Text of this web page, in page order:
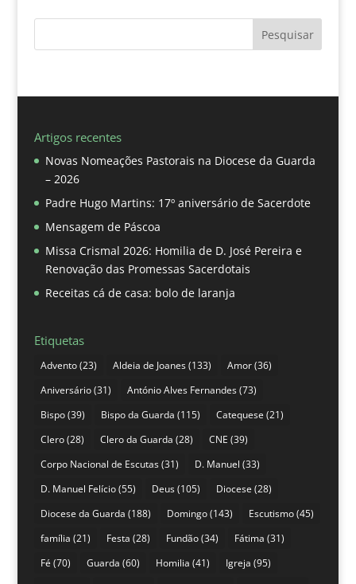
Pesquisar
Artigos recentes
Novas Nomeações Pastorais na Diocese da Guarda
– 2026
Padre Hugo Martins: 17º aniversário de Sacerdote
Mensagem de Páscoa
Missa Crismal 2026: Homilia de D. José Pereira e
Renovação das Promessas Sacerdotais
Receitas cá de casa: bolo de laranja
Etiquetas
Advento(23) Aldeia de Joanes(133) Amor(36)
Aniversário(31) António Alves Fernandes(73)
Bispo(39) Bispo da Guarda (115) Catequese (21)
Clero(28) Clero da Guarda (28) CNE (39)
Corpo Nacional de Escutas(31) D. Manuel (33)
D. Manuel Felício(55) Deus(105) Diocese (28)
Diocese da Guarda (188) Domingo(143) Escutismo(45)
família (21) Festa (28) Fundão(34) Fátima (31)
Fé (70) Guarda (60) Homilia (41) Igreja (95)